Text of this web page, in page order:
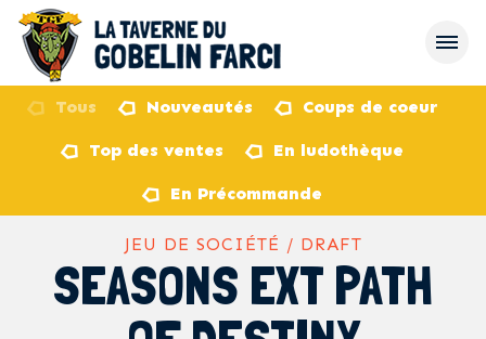
Tous Nouveautés Coups de coeur
Top des ventes En ludothèque
En Précommande
JEU DE SOCIÉTÉ / DRAFT
SEASONS EXT PATH